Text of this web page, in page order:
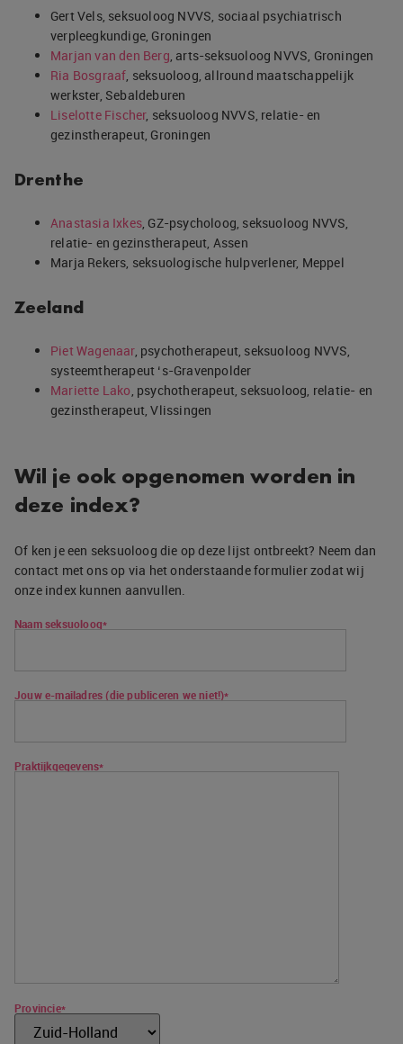
Gert Vels, seksuoloog NVVS, sociaal psychiatrisch
verpleegkundige, Groningen
Marjan van den Berg, arts-seksuoloog NVVS, Groningen
Ria Bosgraaf, seksuoloog, allround maatschappelijk
werkster, Sebaldeburen
Liselotte Fischer, seksuoloog NVVS, relatie- en
gezinstherapeut, Groningen
Drenthe
Anastasia Ixkes, GZ-psycholoog, seksuoloog NVVS,
relatie- en gezinstherapeut, Assen
Marja Rekers, seksuologische hulpverlener, Meppel
Zeeland
Piet Wagenaar, psychotherapeut, seksuoloog NVVS,
systeemtherapeut ‘s-Gravenpolder
Mariette Lako, psychotherapeut, seksuoloog, relatie- en
gezinstherapeut, Vlissingen
Wil je ook opgenomen worden in
deze index?
Of ken je een seksuoloog die op deze lijst ontbreekt? Neem dan
contact met ons op via het onderstaande formulier zodat wij
onze index kunnen aanvullen.
Naam seksuoloog*
Jouw e-mailadres (die publiceren we niet!)*
Praktijkgegevens*
Provincie*